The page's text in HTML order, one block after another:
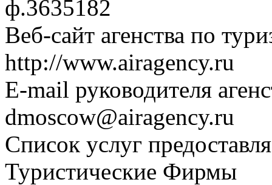
ф.3635182
Веб-сайт агенства по
http://www.airagency.ru
E-mail руководителя
dmoscow@airagency.ru
Список услуг
Туристические Фирмы